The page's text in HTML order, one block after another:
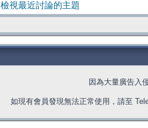
檢視最近討論的主題
因為大量廣告入
如現有會員發現無法正常使用，請至